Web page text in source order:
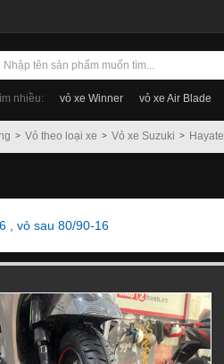
nhiều: vỏ xe Winner vỏ xe Air Blade
Vỏ theo loại xe Vỏ xe Suzuki Hayate
, vỏ sau 80/90-16